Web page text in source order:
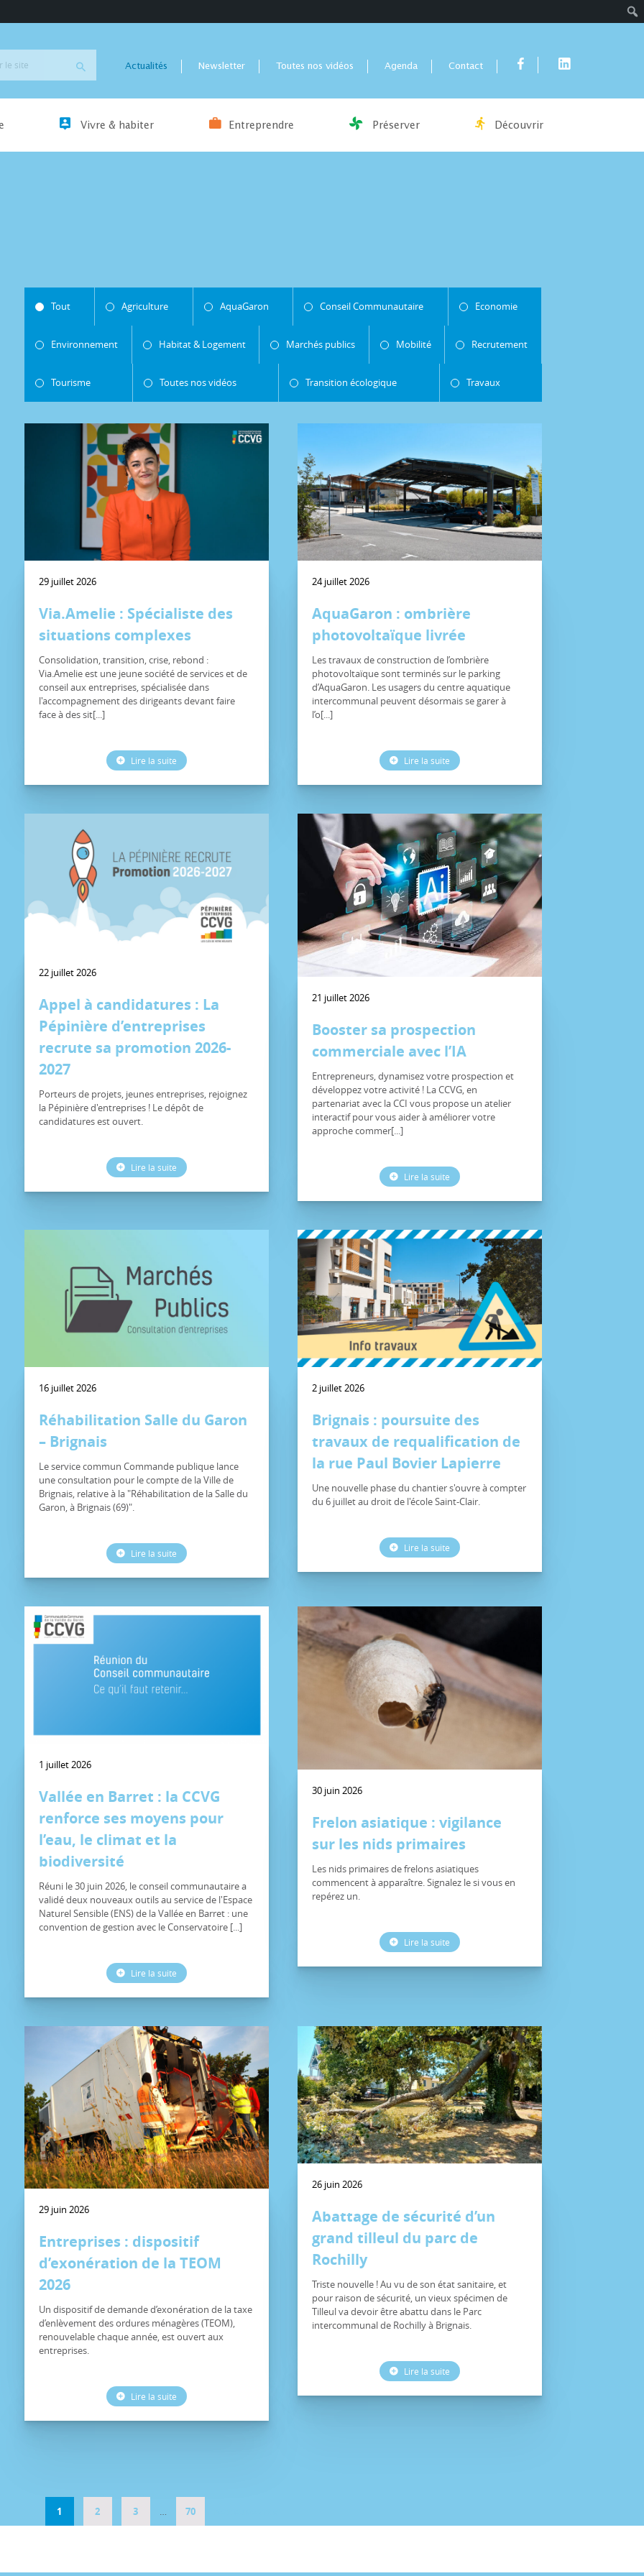
Actualités Newsletter Toutes nos vidéos Agenda Contact
Vivre & habiter Entreprendre Préserver Découvrir
Tout Agriculture AquaGaron Conseil Communautaire Economie
Environnement Habitat & Logement Marchés publics Mobilité Recrutement
Tourisme Toutes nos vidéos Transition écologique Travaux
29 juillet 2026
Via.Amelie : Spécialiste des
situations complexes
Consolidation, transition, crise, rebond :
Via.Amelie est une jeune société de services et de
conseil aux entreprises, spécialisée dans
l'accompagnement des dirigeants devant faire
face à des sit[...]
Lire la suite
24 juillet 2026
AquaGaron : ombrière
photovoltaïque livrée
Les travaux de construction de l’ombrière
photovoltaïque sont terminés sur le parking
d’AquaGaron. Les usagers du centre aquatique
intercommunal peuvent désormais se garer à
l’o[...]
Lire la suite
22 juillet 2026
Appel à candidatures : La
Pépinière d’entreprises
recrute sa promotion 2026-
2027
Porteurs de projets, jeunes entreprises, rejoignez
la Pépinière d'entreprises ! Le dépôt de
candidatures est ouvert.
Lire la suite
21 juillet 2026
Booster sa prospection
commerciale avec l’IA
Entrepreneurs, dynamisez votre prospection et
développez votre activité ! La CCVG, en
partenariat avec la CCI vous propose un atelier
interactif pour vous aider à améliorer votre
approche commer[...]
Lire la suite
16 juillet 2026
Réhabilitation Salle du Garon
– Brignais
Le service commun Commande publique lance
une consultation pour le compte de la Ville de
Brignais, relative à la "Réhabilitation de la Salle du
Garon, à Brignais (69)".
Lire la suite
2 juillet 2026
Brignais : poursuite des
travaux de requalification de
la rue Paul Bovier Lapierre
Une nouvelle phase du chantier s'ouvre à compter
du 6 juillet au droit de l'école Saint-Clair.
Lire la suite
1 juillet 2026
Vallée en Barret : la CCVG
renforce ses moyens pour
l’eau, le climat et la
biodiversité
Réuni le 30 juin 2026, le conseil communautaire a
validé deux nouveaux outils au service de l'Espace
Naturel Sensible (ENS) de la Vallée en Barret : une
convention de gestion avec le Conservatoire [...]
Lire la suite
30 juin 2026
Frelon asiatique : vigilance
sur les nids primaires
Les nids primaires de frelons asiatiques
commencent à apparaître. Signalez le si vous en
repérez un.
Lire la suite
29 juin 2026
Entreprises : dispositif
d’exonération de la TEOM
2026
Un dispositif de demande d’exonération de la taxe
d’enlèvement des ordures ménagères (TEOM),
renouvelable chaque année, est ouvert aux
entreprises.
Lire la suite
26 juin 2026
Abattage de sécurité d’un
grand tilleul du parc de
Rochilly
Triste nouvelle ! Au vu de son état sanitaire, et
pour raison de sécurité, un vieux spécimen de
Tilleul va devoir être abattu dans le Parc
intercommunal de Rochilly à Brignais.
Lire la suite
1 2 3 … 70